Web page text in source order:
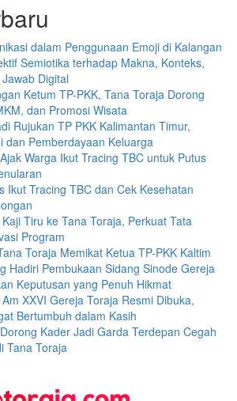
dalam Penggunaan Emoji di Kalangan
Semiotika terhadap Makna, Konteks,
Digital
Ketum TP-PKK, Tana Toraja Dorong
dan Promosi Wisata
Rujukan TP PKK Kalimantan Timur,
dan Pemberdayaan Keluarga
Warga Ikut Tracing TBC untuk Putus
Ikut Tracing TBC dan Cek Kesehatan
Tiru ke Tana Toraja, Perkuat Tata
Program
Toraja Memikat Ketua TP-PKK Kaltim
Hadiri Pembukaan Sidang Sinode Gereja
Keputusan yang Penuh Hikmat
XXVI Gereja Toraja Resmi Dibuka,
Bertumbuh dalam Kasih
Kader Jadi Garda Terdepan Cegah
Tana Toraja